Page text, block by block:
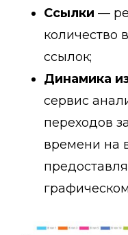
Ссылки —
количество
ссылок;
Динамика
сервис
переходов
времени на